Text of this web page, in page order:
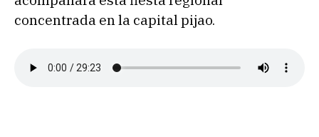
concentrada en la capital pijao.